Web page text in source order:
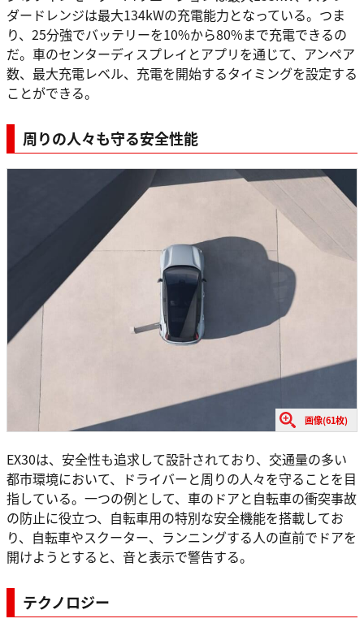
ダードレンジは最大134kWの充電能力となっている。つま
り、25分強でバッテリーを10%から80%まで充電できるの
だ。車のセンターディスプレイとアプリを通じて、アンペア
数、最大充電レベル、充電を開始するタイミングを設定する
ことができる。
周りの人々も守る安全性能
画像(61枚)
EX30は、安全性も追求して設計されており、交通量の多い
都市環境において、ドライバーと周りの人々を守ることを目
指している。一つの例として、車のドアと自転車の衝突事故
の防止に役立つ、自転車用の特別な安全機能を搭載してお
り、自転車やスクーター、ランニングする人の直前でドアを
開けようとすると、音と表示で警告する。
テクノロジー